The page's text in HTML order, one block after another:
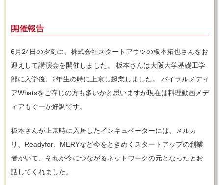
開催報告
6月24日の夕刻に、株式会社スタートアウツの板本拓也さんをお
迎えして講演会を開催しました。 板本さんは大阪大学基礎工学
部に入学後、2年生の時に上京し起業しました。 バイラルメディ
アWhatsをご存じの方も多いかと思いますが現在は料理動画メデ
ィアもぐーが好調です。
板本さんが上京時に入居したインキュベーターには、メルカ
リ、Readyfor、MERYなど今をときめくスタートアップの創業
者がいて、それが今につながるネットワークの元となったとお
話してくれました。